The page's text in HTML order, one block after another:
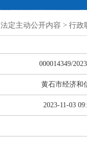
法定主动公开内容 > 行政
000014349/
黄石市经济和
2023-11-03